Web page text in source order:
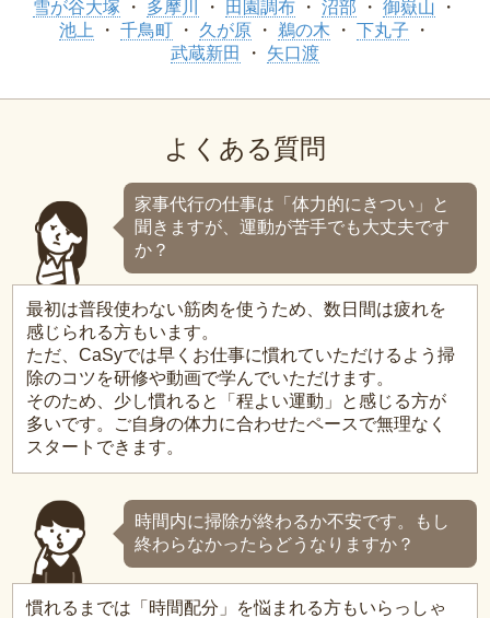
雪が谷大塚 多摩川 田園調布 沼部
御嶽山
池上
千鳥町 久が原 鵜の木
下丸子
武蔵新田
矢口渡
よくある質問
家事代行の仕事は「体力的にきつい」と
聞きますが、運動が苦手でも大丈夫です
か？
最初は普段使わない筋肉を使うため、数日間は疲れを
感じられる方もいます。
ただ、CaSyでは早くお仕事に慣れていただけるよう掃
除のコツを研修や動画で学んでいただけます。
そのため、少し慣れると「程よい運動」と感じる方が
多いです。ご自身の体力に合わせたペースで無理なく
スタートできます。
時間内に掃除が終わるか不安です。もし
終わらなかったらどうなりますか？
慣れるまでは「時間配分」を悩まれる方もいらっしゃ